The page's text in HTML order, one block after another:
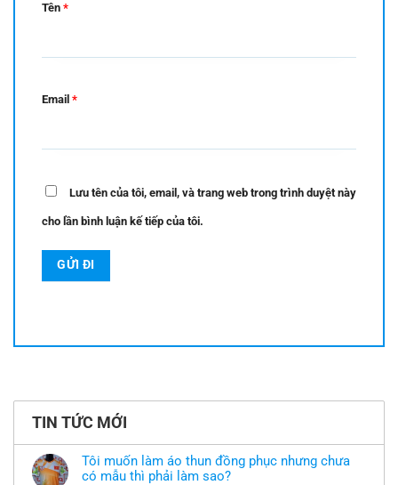
Tên *
Email *
Lưu tên của tôi, email, và trang web trong trình duyệt này
cho lần bình luận kế tiếp của tôi.
TIN TỨC MỚI
Tôi muốn làm áo thun đồng phục nhưng chưa
có mẫu thì phải làm sao?